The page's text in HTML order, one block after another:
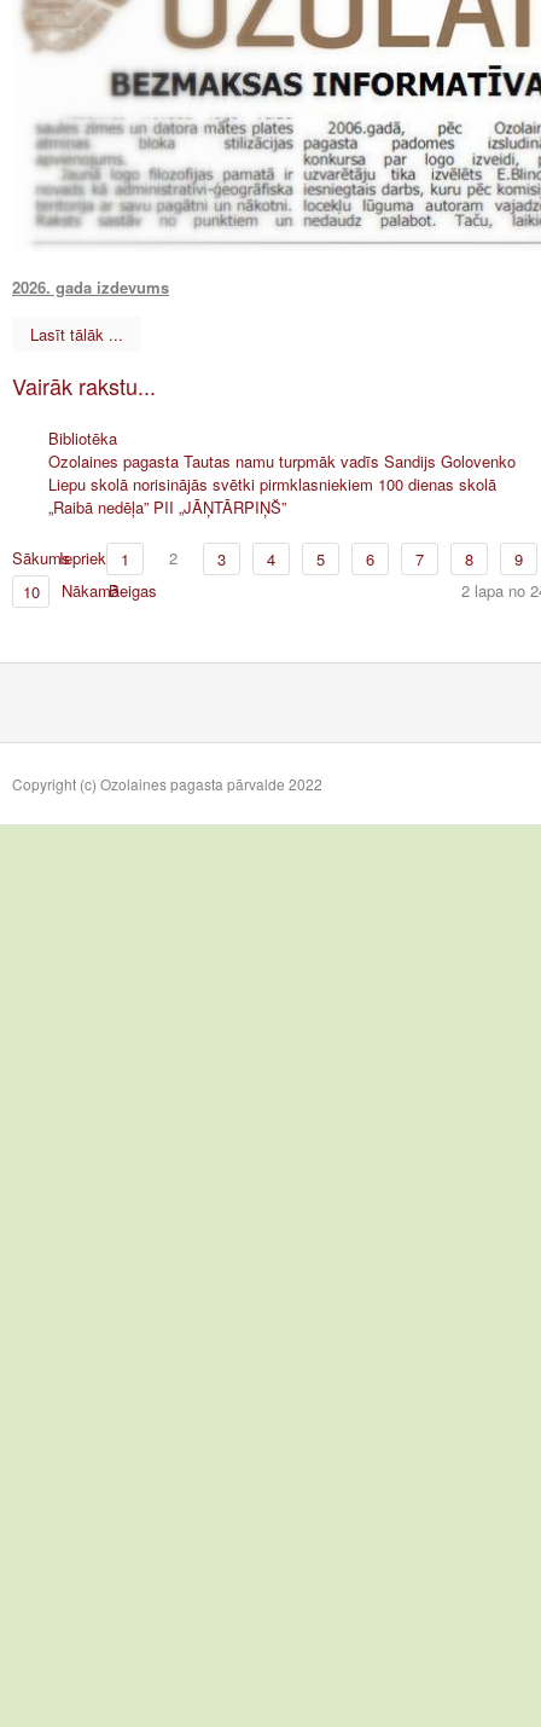
2026. gada izdevums
Lasīt tālāk ...
Vairāk rakstu...
Bibliotēka
Ozolaines pagasta Tautas namu turpmāk vadīs Sandijs Golovenko
Liepu skolā norisinājās svētki pirmklasniekiem 100 dienas skolā
„Raibā nedēļa” PII „JĀŅTĀRPIŅŠ”
SākumsIepriekšējā1 2 3 4 5 6 7 8
9
10
NākamāBeigas 2 lapa no
Copyright (c) Ozolaines pagasta pārvalde 2022